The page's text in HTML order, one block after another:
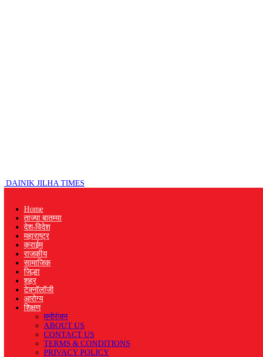
DAINIK JILHA TIMES
Home
ताज्या बातम्या
देश-विदेश
महाराष्ट्र
क्राईम
राजकीय
सामाजिक
जिल्हा
शहर
टेक्नॉलॉजी
आरोग्य
शिक्षण
मनोरंजन
ABOUT US
CONTACT US
TERMS & CONDITIONS
PRIVACY POLICY